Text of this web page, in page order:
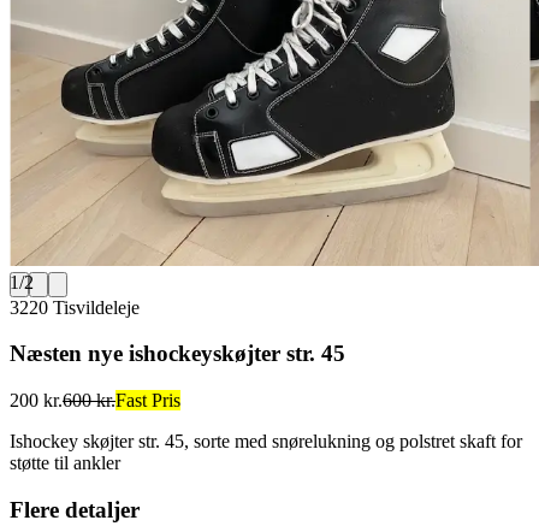
1/2
3220 Tisvildeleje
Næsten nye ishockeyskøjter str. 45
200 kr.600 kr.Fast Pris
Ishockey skøjter str. 45, sorte med snørelukning og polstret skaft for
støtte til ankler
Flere detaljer